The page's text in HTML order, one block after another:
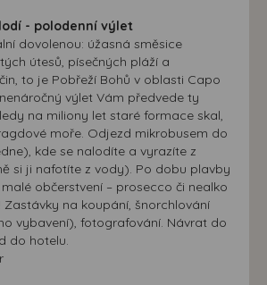
- polodenní výlet
dovolenou: úžasná směsice
útesů, písečných pláží a
to je Pobřeží Bohů v oblasti Capo
výlet Vám předvede ty
na miliony let staré formace skal,
moře. Odjezd mikrobusem do
kde se nalodíte a vyrazíte z
si ji nafotíte z vody). Po dobu plavby
občerstvení – prosecco či nealko
Zastávky na koupání, šnorchlování
vybavení), fotografování. Návrat do
do hotelu.